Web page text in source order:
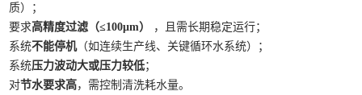
质）；
要求高精度过滤（≤100μm）
，且需长期稳定运行；
系统不能停机（如连续生产线、关键循环水系统）；
系统压力波动大或压力较低；
对节水要求高，需控制清洗耗水量。